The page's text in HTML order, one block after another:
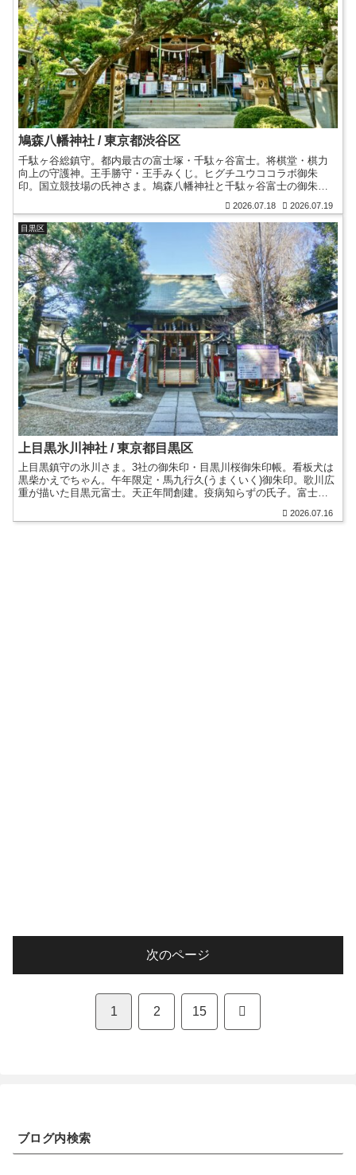
鳩森八幡神社 / 東京都渋谷区
千駄ヶ谷総鎮守。都内最古の富士塚・千駄ヶ谷富士。将棋堂・棋力
向上の守護神。王手勝守・王手みくじ。ヒグチユウココラボ御朱
印。国立競技場の氏神さま。鳩森八幡神社と千駄ヶ谷富士の御朱
2026.07.18 2026.07.19
目黒区
上目黒氷川神社 / 東京都目黒区
上目黒鎮守の氷川さま。3社の御朱印・目黒川桜御朱印帳。看板犬は
黒柴かえでちゃん。午年限定・馬九行久(うまくいく)御朱印。歌川広
重が描いた目黒元富士。天正年間創建。疫病知らずの氏子。富士山
2026.07.16
次のページ
1 2 15 次
ブログ内検索